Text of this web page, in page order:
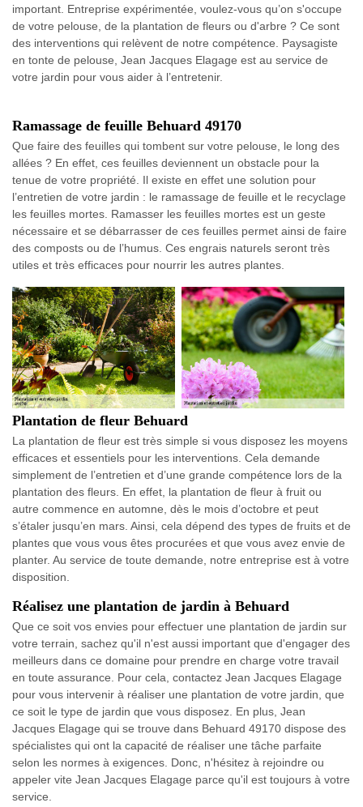
important. Entreprise expérimentée, voulez-vous qu’on s'occupe
de votre pelouse, de la plantation de fleurs ou d'arbre ? Ce sont
des interventions qui relèvent de notre compétence. Paysagiste
en tonte de pelouse, Jean Jacques Elagage est au service de
votre jardin pour vous aider à l’entretenir.
Ramassage de feuille Behuard 49170
Que faire des feuilles qui tombent sur votre pelouse, le long des
allées ? En effet, ces feuilles deviennent un obstacle pour la
tenue de votre propriété. Il existe en effet une solution pour
l’entretien de votre jardin : le ramassage de feuille et le recyclage
les feuilles mortes. Ramasser les feuilles mortes est un geste
nécessaire et se débarrasser de ces feuilles permet ainsi de faire
des composts ou de l’humus. Ces engrais naturels seront très
utiles et très efficaces pour nourrir les autres plantes.
Plantation de fleur Behuard
La plantation de fleur est très simple si vous disposez les moyens
efficaces et essentiels pour les interventions. Cela demande
simplement de l’entretien et d’une grande compétence lors de la
plantation des fleurs. En effet, la plantation de fleur à fruit ou
autre commence en automne, dès le mois d’octobre et peut
s’étaler jusqu’en mars. Ainsi, cela dépend des types de fruits et de
plantes que vous vous êtes procurées et que vous avez envie de
planter. Au service de toute demande, notre entreprise est à votre
disposition.
Réalisez une plantation de jardin à Behuard
Que ce soit vos envies pour effectuer une plantation de jardin sur
votre terrain, sachez qu'il n'est aussi important que d'engager des
meilleurs dans ce domaine pour prendre en charge votre travail
en toute assurance. Pour cela, contactez Jean Jacques Elagage
pour vous intervenir à réaliser une plantation de votre jardin, que
ce soit le type de jardin que vous disposez. En plus, Jean
Jacques Elagage qui se trouve dans Behuard 49170 dispose des
spécialistes qui ont la capacité de réaliser une tâche parfaite
selon les normes à exigences. Donc, n'hésitez à rejoindre ou
appeler vite Jean Jacques Elagage parce qu'il est toujours à votre
service.